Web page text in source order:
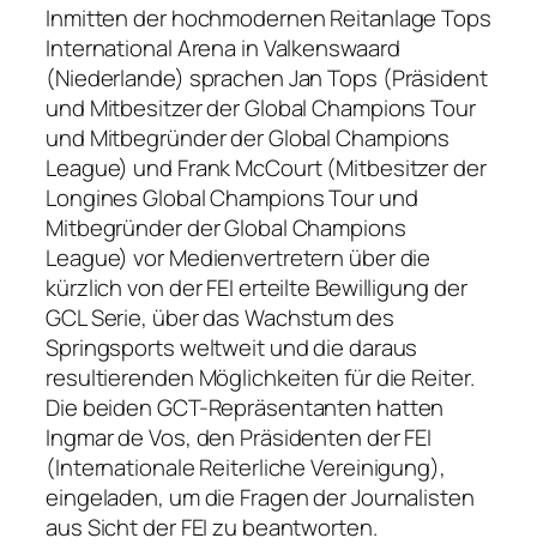
Inmitten der hochmodernen Reitanlage Tops
International Arena in Valkenswaard
(Niederlande) sprachen Jan Tops (Präsident
und Mitbesitzer der Global Champions Tour
und Mitbegründer der Global Champions
League) und Frank McCourt (Mitbesitzer der
Longines Global Champions Tour und
Mitbegründer der Global Champions
League) vor Medienvertretern über die
kürzlich von der FEI erteilte Bewilligung der
GCL Serie, über das Wachstum des
Springsports weltweit und die daraus
resultierenden Möglichkeiten für die Reiter.
Die beiden GCT-Repräsentanten hatten
Ingmar de Vos, den Präsidenten der FEI
(Internationale Reiterliche Vereinigung),
eingeladen, um die Fragen der Journalisten
aus Sicht der FEI zu beantworten.